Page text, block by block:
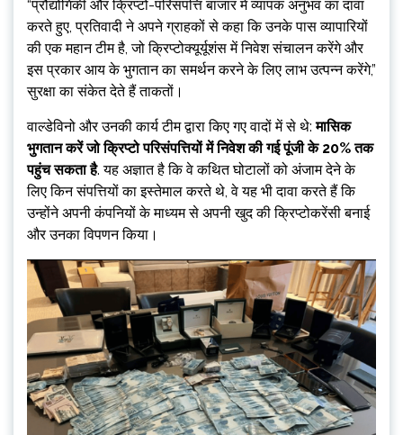
“प्रौद्योगिकी और क्रिप्टो-परिसंपत्ति बाजार में व्यापक अनुभव का दावा
करते हुए, प्रतिवादी ने अपने ग्राहकों से कहा कि उनके पास व्यापारियों
की एक महान टीम है, जो क्रिप्टोक्यूर्यूशंस में निवेश संचालन करेंगे और
इस प्रकार आय के भुगतान का समर्थन करने के लिए लाभ उत्पन्न करेंगे,”
सुरक्षा का संकेत देते हैं ताकतों।
वाल्डेविनो और उनकी कार्य टीम द्वारा किए गए वादों में से थे:मासिक
भुगतान करें जो क्रिप्टो परिसंपत्तियों में निवेश की गई पूंजी के 20% तक
पहुंच सकता है. यह अज्ञात है कि वे कथित घोटालों को अंजाम देने के
लिए किन संपत्तियों का इस्तेमाल करते थे, वे यह भी दावा करते हैं कि
उन्होंने अपनी कंपनियों के माध्यम से अपनी खुद की क्रिप्टोकरेंसी बनाई
और उनका विपणन किया।